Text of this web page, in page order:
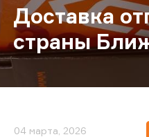
Доставка
страны
04 марта, 2026